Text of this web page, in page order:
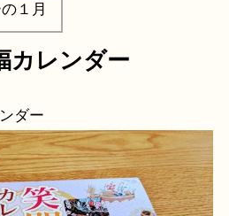
１月
カレンダー
ダー